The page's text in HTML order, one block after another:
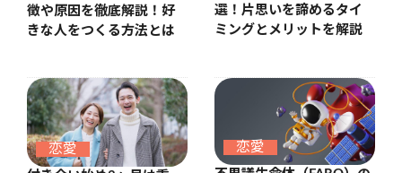
徴や原因を徹底解説！好
きな人をつくる方法とは
選！片思いを諦めるタイ
ミングとメリットを解説
恋愛 恋愛